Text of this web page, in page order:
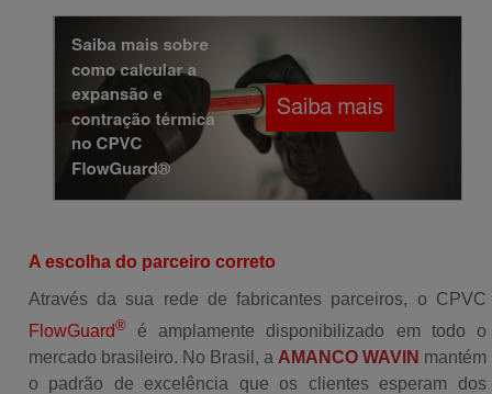
A escolha do parceiro correto
Através da sua rede de fabricantes parceiros, o CPVC
FlowGuard®é amplamente disponibilizado em todo o
mercado brasileiro. No Brasil, a AMANCO WAVIN mantém
o padrão de excelência que os clientes esperam dos